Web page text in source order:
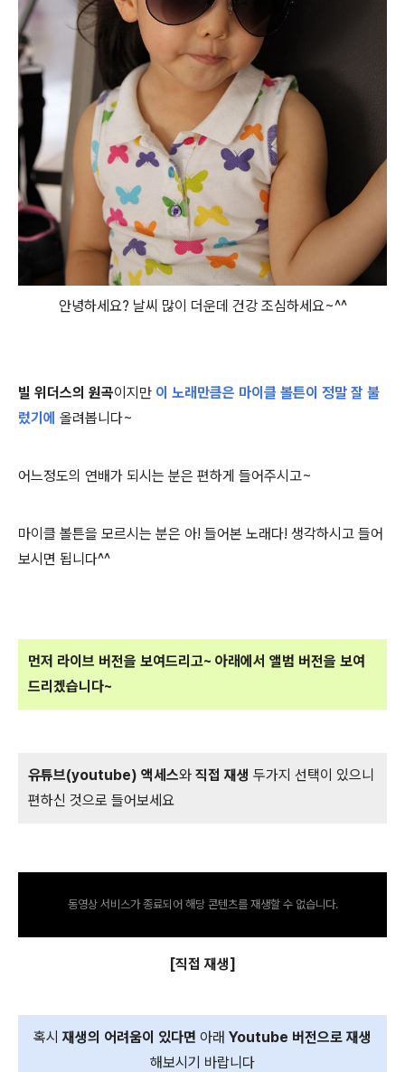
안녕하세요? 날씨 많이 더운데 건강 조심하세요~^^
빌 위더스의 원곡이지만 이 노래만큼은 마이클 볼튼이 정말 잘 불
렀기에 올려봅니다~
어느정도의 연배가 되시는 분은 편하게 들어주시고~
마이클 볼튼을 모르시는 분은 아! 들어본 노래다! 생각하시고 들어
보시면 됩니다^^
먼저 라이브 버전을 보여드리고~ 아래에서 앨범 버전을 보여
드리겠습니다~
유튜브(youtube) 액세스와 직접 재생 두가지 선택이 있으니
편하신 것으로 들어보세요
동영상 서비스가 종료되어 해당 콘텐츠를 재생할 수 없습니다.
[직접 재생]
혹시 재생의 어려움이 있다면 아래 Youtube 버전으로 재생
해보시기 바랍니다